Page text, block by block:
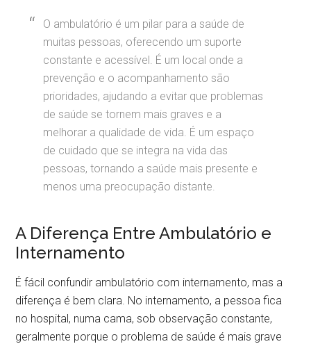
O ambulatório é um pilar para a saúde de
muitas pessoas, oferecendo um suporte
constante e acessível. É um local onde a
prevenção e o acompanhamento são
prioridades, ajudando a evitar que problemas
de saúde se tornem mais graves e a
melhorar a qualidade de vida. É um espaço
de cuidado que se integra na vida das
pessoas, tornando a saúde mais presente e
menos uma preocupação distante.
A Diferença Entre Ambulatório e
Internamento
É fácil confundir ambulatório com internamento, mas a
diferença é bem clara. No internamento, a pessoa fica
no hospital, numa cama, sob observação constante,
geralmente porque o problema de saúde é mais grave